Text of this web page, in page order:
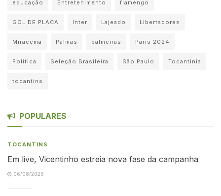
educação Entretenimento flamengo
GOL DE PLACA Inter Lajeado Libertadores
Miracema Palmas palmeiras Paris 2024
Política Seleção Brasileira São Paulo Tocantinia
tocantins
POPULARES
TOCANTINS
Em live, Vicentinho estreia nova fase da campanha
06/08/2026